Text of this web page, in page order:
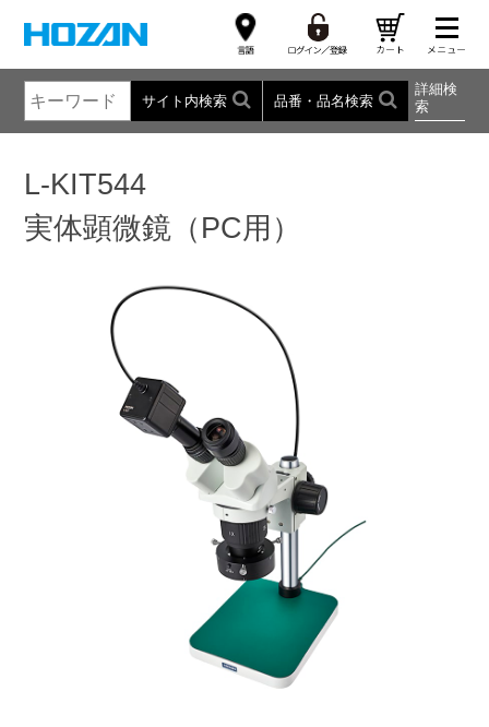
サイト内検索 品番・品名検索
詳細検
索
L-KIT544
実体顕微鏡（PC用）